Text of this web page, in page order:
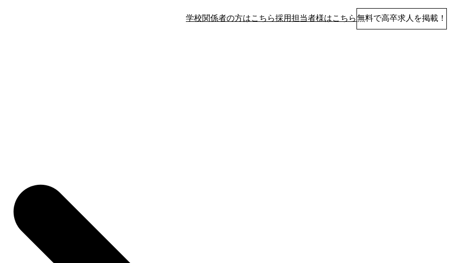
学校関係者の方はこちら採用担当者様はこちら無料で高卒求人を掲載！